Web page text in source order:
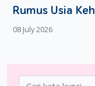
Rumus Usia
08 July 2026